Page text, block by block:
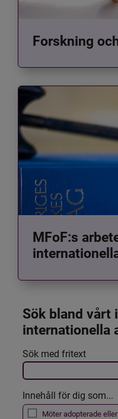
Forskning
MFoF:s
Sök bland vårt
internationella
Filtrera resultatet
Det här formuläret
Sök med fritext
Innehåll för dig som...
Möter adopterade